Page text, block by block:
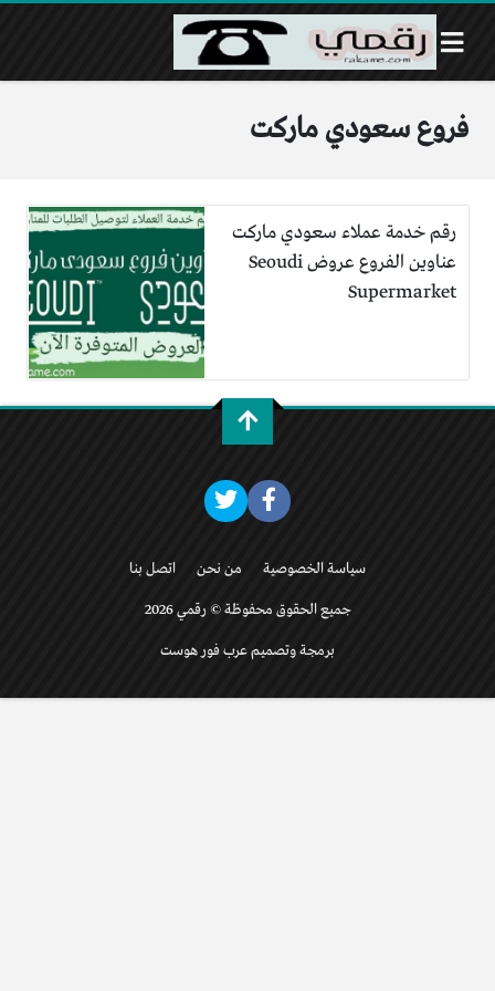
فروع سعودي ماركت
رقم خدمة عملاء سعودي ماركت
عناوين الفروع عروض Seoudi
Supermarket
سياسة الخصوصية من نحن اتصل بنا
جميع الحقوق محفوظة © رقمي 2026
برمجة وتصميم عرب فور هوست